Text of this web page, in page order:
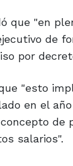
que "en
de
por
"esto
en el
salarios".